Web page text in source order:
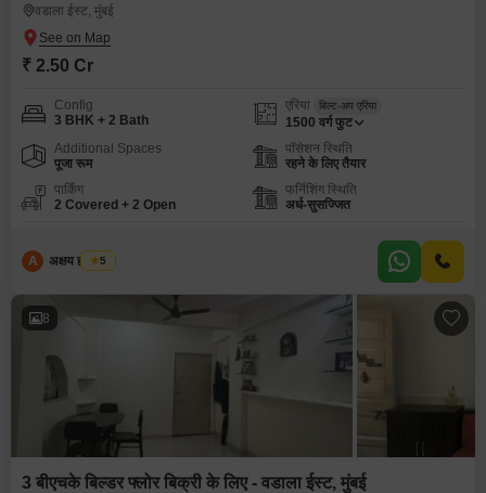
वडाला ईस्ट, मुंबई
₹ 2.50 Cr
Config
3 BHK + 2 Bath
एरिया बिल्ट-अप एरिया
1500 वर्ग फुट
Additional Spaces
पूजा रूम
पॉसेशन स्थिति
रहने के लिए तैयार
पार्किंग
2 Covered + 2 Open
फर्निशिंग स्थिति
अर्ध-सुसज्जित
A अक्षय ह पाटील
5
8
3 बीएचके बिल्डर फ्लोर बिक्री के लिए - वडाला ईस्ट, मुंबई